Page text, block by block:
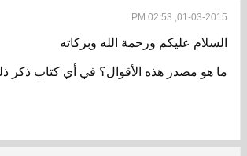
01-03-2015, 02:53 PM
السلام عليكم ورحمة الله وبركاته
ما هو مصدر هذه الأقوال؟ في أي كتاب ذكر